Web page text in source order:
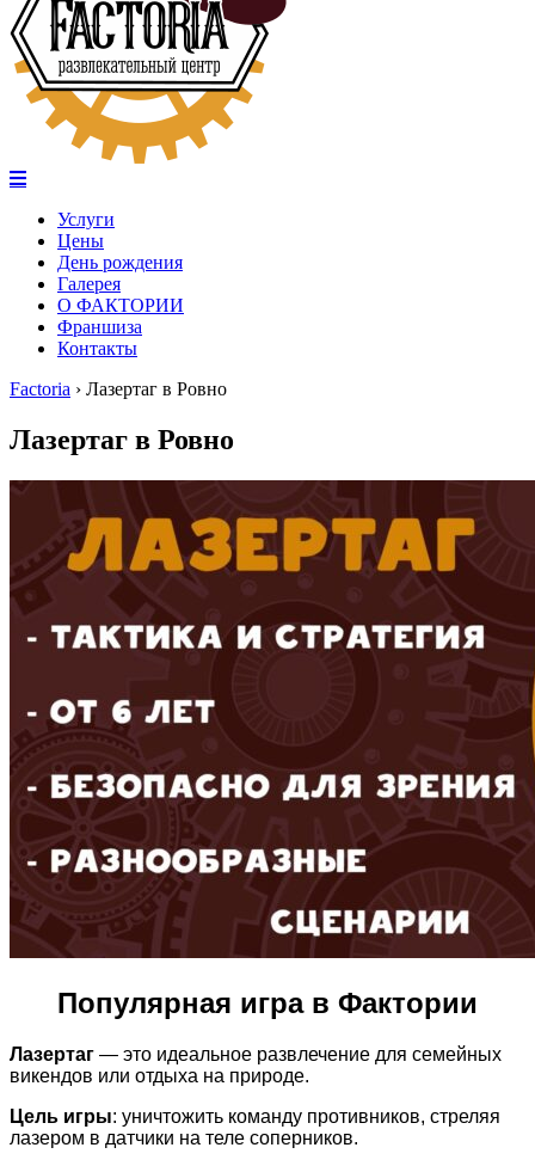
Услуги
Цены
День рождения
Галерея
О ФАКТОРИИ
Франшиза
Контакты
Factoria › Лазертаг в Ровно
Лазертаг в Ровно
Популярная игра в Фактории
Лазертаг — это идеальное развлечение для семейных
викендов или отдыха на природе.
Цель игры: уничтожить команду противников, стреляя
лазером в датчики на теле соперников.